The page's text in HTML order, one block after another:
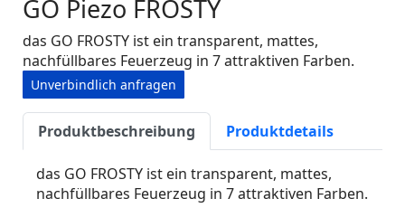
GO Piezo FROSTY
das GO FROSTY ist ein transparent, mattes,
nachfüllbares Feuerzeug in 7 attraktiven Farben.
Unverbindlich anfragen
Produktbeschreibung Produktdetails
das GO FROSTY ist ein transparent, mattes,
nachfüllbares Feuerzeug in 7 attraktiven Farben.